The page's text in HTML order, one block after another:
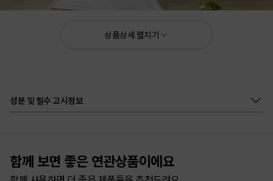
싱그러운 허브데이로
상품상세 펼치기
성분 및 필수 고시정보
함께 보면 좋은 연관상품이에요